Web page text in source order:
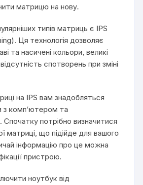
матрицю на нову.
типів матриць є IPS
Ця технологія дозволяє
та насичені кольори, великі
спотворень при зміні
на IPS вам знадобляться
з комп’ютером та
Спочатку потрібно визначитися
матриці, що підійде для вашого
інформацію про це можна
пристрою.
ноутбук від